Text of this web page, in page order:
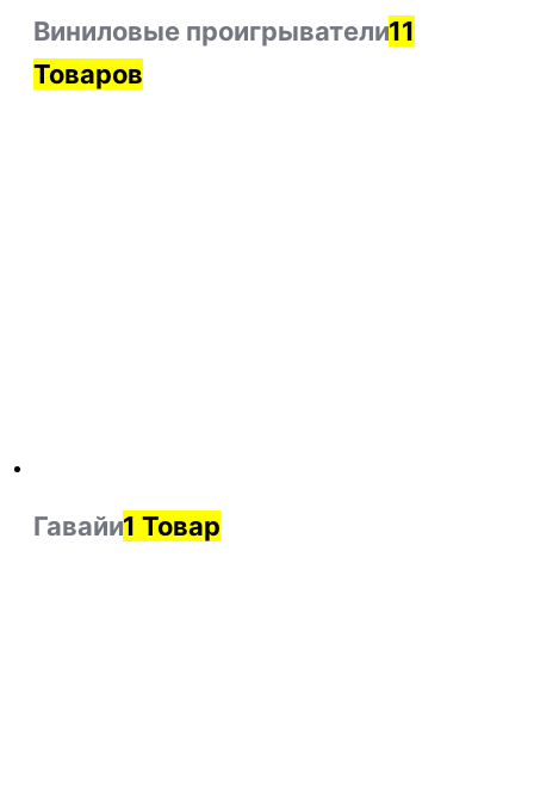
Виниловые проигрыватели11
Товаров
Гавайи1 Товар